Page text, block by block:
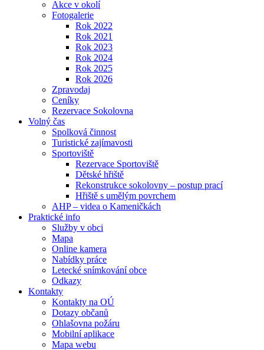
Akce v okolí
Fotogalerie
Rok 2022
Rok 2021
Rok 2023
Rok 2024
Rok 2025
Rok 2026
Zpravodaj
Ceníky
Rezervace Sokolovna
Volný čas
Spolková činnost
Turistické zajímavosti
Sportoviště
Rezervace Sportoviště
Dětské hřiště
Rekonstrukce sokolovny – postup prací
Hřiště s umělým povrchem
AHP – videa o Kameničkách
Praktické info
Služby v obci
Mapa
Online kamera
Nabídky práce
Letecké snímkování obce
Odkazy
Kontakty
Kontakty na OÚ
Dotazy občanů
Ohlašovna požáru
Mobilní aplikace
Mapa webu